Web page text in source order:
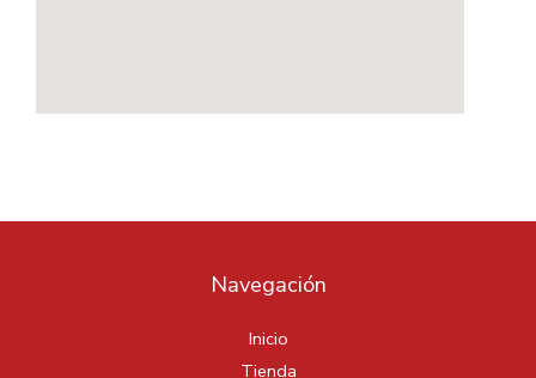
Navegación
Inicio
Tienda